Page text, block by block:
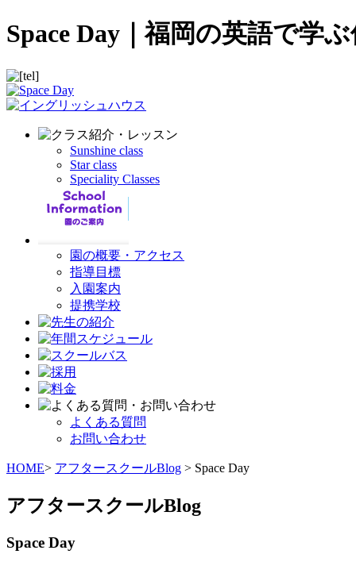
Space Day｜福岡の英語で
Sunshine class
Star class
Speciality Classes
園の概要・アクセス
指導目標
入園案内
提携学校
よくある質問
お問い合わせ
HOME> アフタースクールBlog > Space Day
アフタースクールBlog
Space Day